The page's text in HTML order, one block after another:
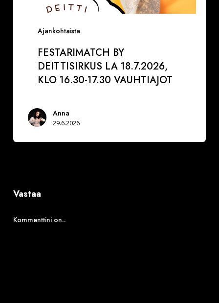
Ajankohtaista
FESTARIMATCH BY
DEITTISIRKUS LA 18.7.2026,
KLO 16.30-17.30 VAUHTIAJOT
Anna
29.6.2026
Vastaa
Kommenttini on..